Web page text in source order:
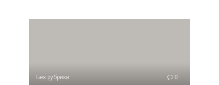
Без рубрики 0